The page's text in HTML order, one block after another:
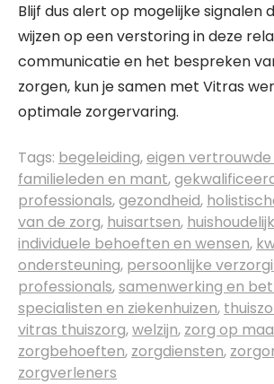
Blijf dus alert op mogelijke signalen
wijzen op een verstoring in deze
communicatie en het bespreken
zorgen, kun je samen met Vitras
optimale zorgervaring.
Tags: begeleiding,eigen
familieleden en mant,
professionals,gezondheid,
van de zorg, huisartsen,
individuele behoeften en wensen,
ondersteuning, persoonlijke
professionals,samenwerking en
specialisten en ziekenhuizen,
vitras thuiszorg,welzijn, zorg op
zorgbehoeften, zorgdiensten,
zorgverleners